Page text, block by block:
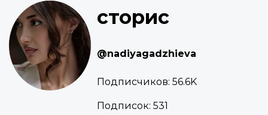
сторис
@nadiyagadzhieva
Подписчиков: 56.6K
Подписок: 531